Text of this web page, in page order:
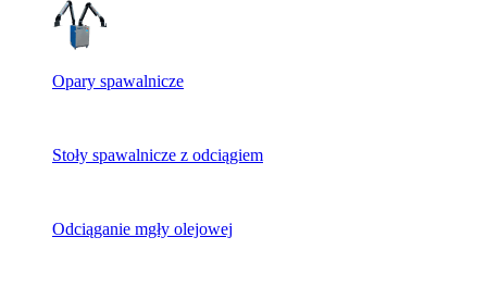
Opary spawalnicze
Stoły spawalnicze z odciągiem
Odciąganie mgły olejowej